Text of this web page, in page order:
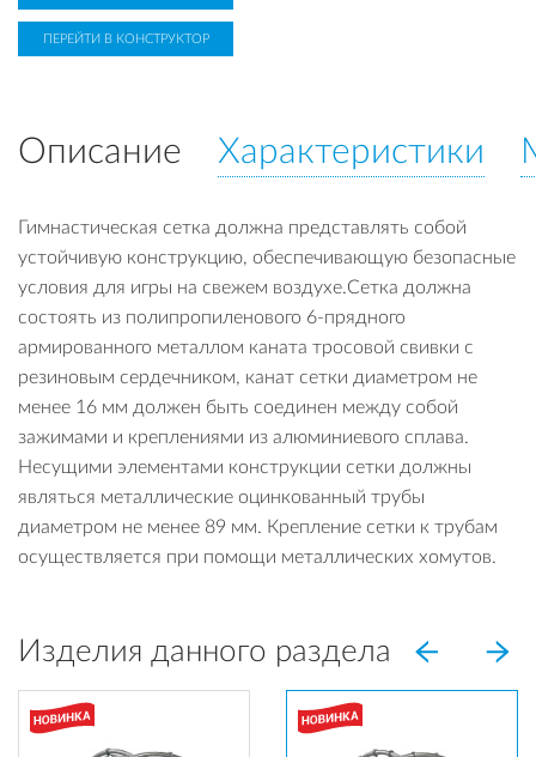
ПЕРЕЙТИ В КОНСТРУКТОР
Описание Характеристики
Гимнастическая сетка должна представлять собой
устойчивую конструкцию, обеспечивающую безопасные
условия для игры на свежем воздухе.Сетка должна
состоять из полипропиленового 6-прядного
армированного металлом каната тросовой свивки с
резиновым сердечником, канат сетки диаметром не
менее 16 мм должен быть соединен между собой
зажимами и креплениями из алюминиевого сплава.
Несущими элементами конструкции сетки должны
являться металлические оцинкованный трубы
диаметром не менее 89 мм. Крепление сетки к трубам
осуществляется при помощи металлических хомутов.
Изделия данного раздела